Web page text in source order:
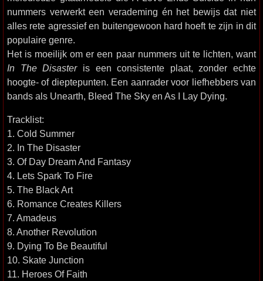
nummers verwerkt een verademing én het bewijs dat niet
alles rete agressief en buitengewoon hard hoeft te zijn in dit
populaire genre.
Het is moeilijk om er een paar nummers uit te lichten, want
In The Disasteris een consistente plaat, zonder echte
hoogte- of dieptepunten. Een aanrader voor liefhebbers van
bands als Unearth, Bleed The Sky en As I Lay Dying.
Tracklist:
1. Cold Summer
2. In The Disaster
3. Of Day Dream And Fantasy
4. Lets Spark To Fire
5. The Black Art
6. Romance Creates Killers
7. Amadeus
8. Another Revolution
9. Dying To Be Beautiful
10. Skate Junction
11. Heroes Of Faith